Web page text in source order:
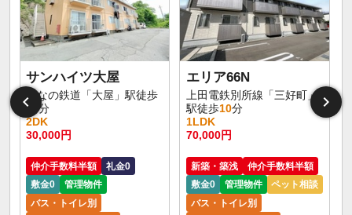
サンハイツ大屋
しなの鉄道「大屋」駅徒歩
17分
2DK
30,000円
仲介手数料半額
礼金0
敷金0
管理物件
バス・トイレ別
エリア66N
上田電鉄別所線「三好町」
駅徒歩10分
1LDK
70,000円
新築・築浅
仲介手数料半額
敷金0
管理物件
ペット相談
バス・トイレ別